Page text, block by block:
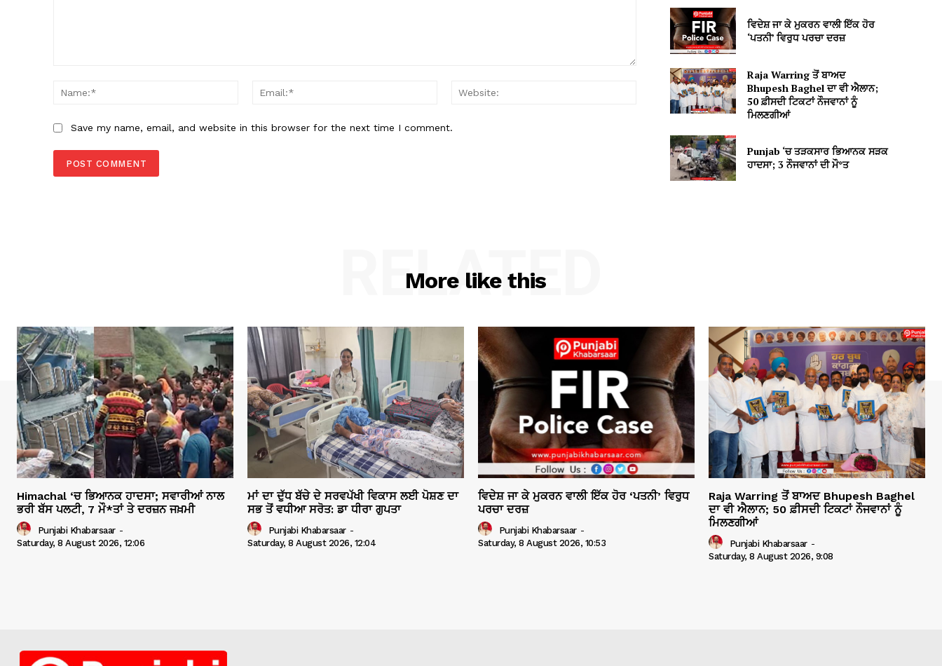
Name:*
Email:* Website:
Save my name, email, and website in this browser for the next time I comment.
ਵਿਦੇਸ਼ ਜਾ ਕੇ ਮੁਕਰਨ ਵਾਲੀ ਇੱਕ ਹੋਰ
‘ਪਤਨੀ’ ਵਿਰੁਧ ਪਰਚਾ ਦਰਜ਼
Raja Warring ਤੋਂ ਬਾਅਦ
Bhupesh Baghel ਦਾ ਵੀ ਐਲਾਨ;
50 ਫ਼ੀਸਦੀ ਟਿਕਟਾਂ ਨੌਜਵਾਨਾਂ ਨੂੰ
ਮਿਲਣਗੀਆਂ
Punjab ‘ਚ ਤੜਕਸਾਰ ਭਿਆਨਕ ਸੜਕ
ਹਾਦਸਾ; 3 ਨੌਜਵਾਨਾਂ ਦੀ ਮੌ*ਤ
More like this
RELATED
Himachal ‘ਚ ਭਿਆਨਕ ਹਾਦਸਾ; ਸਵਾਰੀਆਂ ਨਾਲ
ਭਰੀ ਬੱਸ ਪਲਟੀ, 7 ਮੌ*ਤਾਂ ਤੇ ਦਰਜ਼ਨ ਜਖ਼ਮੀ
Punjabi Khabarsaar -
Saturday, 8 August 2026, 12:06
ਮਾਂ ਦਾ ਦੁੱਧ ਬੱਚੇ ਦੇ ਸਰਵਪੱਖੀ ਵਿਕਾਸ ਲਈ ਪੋਸ਼ਣ ਦਾ
ਸਭ ਤੋਂ ਵਧੀਆ ਸਰੋਤ: ਡਾ ਧੀਰਾ ਗੁਪਤਾ
Punjabi Khabarsaar -
Saturday, 8 August 2026, 12:04
ਵਿਦੇਸ਼ ਜਾ ਕੇ ਮੁਕਰਨ ਵਾਲੀ ਇੱਕ ਹੋਰ ‘ਪਤਨੀ’ ਵਿਰੁਧ
ਪਰਚਾ ਦਰਜ਼
Punjabi Khabarsaar -
Saturday, 8 August 2026, 10:53
Raja Warring ਤੋਂ ਬਾਅਦ Bhupesh Baghel
ਦਾ ਵੀ ਐਲਾਨ; 50 ਫ਼ੀਸਦੀ ਟਿਕਟਾਂ ਨੌਜਵਾਨਾਂ ਨੂੰ
ਮਿਲਣਗੀਆਂ
Punjabi Khabarsaar -
Saturday, 8 August 2026, 9:08